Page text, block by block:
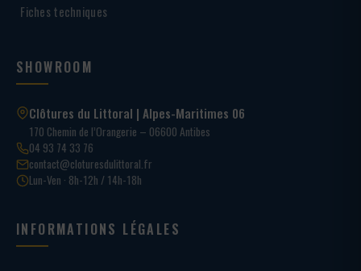
Fiches techniques
SHOWROOM
Clôtures du Littoral | Alpes-Maritimes 06
170 Chemin de l’Orangerie – 06600 Antibes
04 93 74 33 76
contact@cloturesdulittoral.fr
Lun-Ven · 8h-12h / 14h-18h
INFORMATIONS LÉGALES